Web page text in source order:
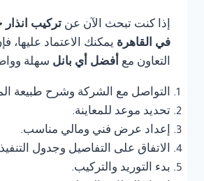
إذا كنت تبحث الآن عن
في القاهرة يمكنك الاعتماد عليها،
التعاون مع أفضل أي بانل سهلة
التواصل مع الشركة وشرح طبيعة
تحديد موعد للمعاينة.
إعداد عرض فني ومالي مناسب.
الاتفاق على التفاصيل وجدول
بدء التوريد والتركيب.